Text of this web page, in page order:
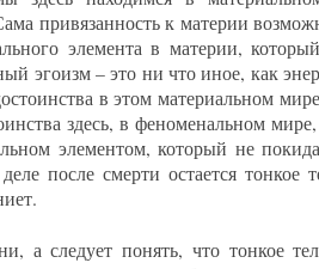
привязанность к материи
элемента в материи,
эгоизм – это ни что иное, как
в этом материальном
здесь, в феноменальном
элементом, который не
после смерти остается тонкое
а следует понять, что тонкое